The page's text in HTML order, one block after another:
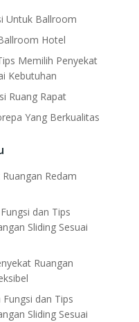
Untuk Ballroom
Hotel
Memilih Penyekat
Kebutuhan
Ruang Rapat
Yang Berkualitas
Redam
dan Tips
Sliding Sesuai
Ruangan
Fungsi dan Tips
Sliding Sesuai